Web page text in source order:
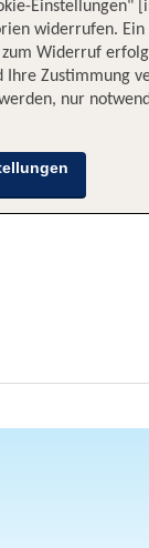
Einstellungen"
widerrufen.
Widerruf
Ihre Zustimmung
nur